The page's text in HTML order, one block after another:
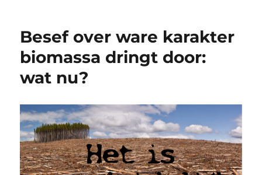
Besef over ware karakter
biomassa dringt door:
wat nu?